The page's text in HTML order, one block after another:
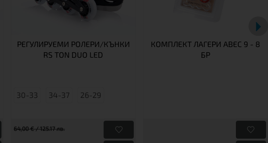
РЕГУЛИРУЕМИ РОЛЕРИ/КЪНКИ
RS TON DUO LED
30-33 34-37 26-29
64,00 € / 125.17 лв.
КОМПЛЕКТ ЛАГЕРИ ABEC 9 - 8
БР